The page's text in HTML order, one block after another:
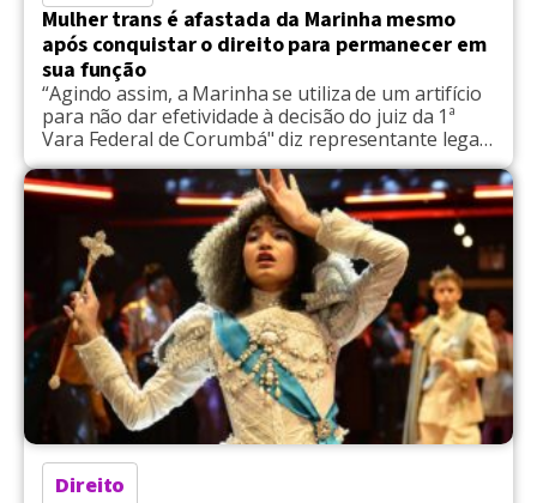
Mulher trans é afastada da Marinha mesmo
após conquistar o direito para permanecer em
sua função
“Agindo assim, a Marinha se utiliza de um artifício
para não dar efetividade à decisão do juiz da 1ª
Vara Federal de Corumbá" diz representante legal
da militar
Direito